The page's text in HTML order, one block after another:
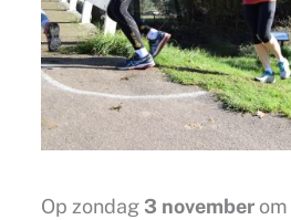
Op zondag 3 novemberom